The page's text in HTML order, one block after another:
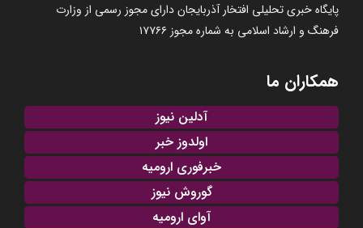
پایگاه خبری تحلیلی افتخار آذربایجان دارای مجوز رسمی از وزارت
فرهنگ و ارشاد اسلامی به شماره مجوز ۱۷۷۶۶
همکاران ما
آدلین نیوز
اولدوز خبر
خبرفوری ارومیه
گوروش نیوز
آوای ارومیه